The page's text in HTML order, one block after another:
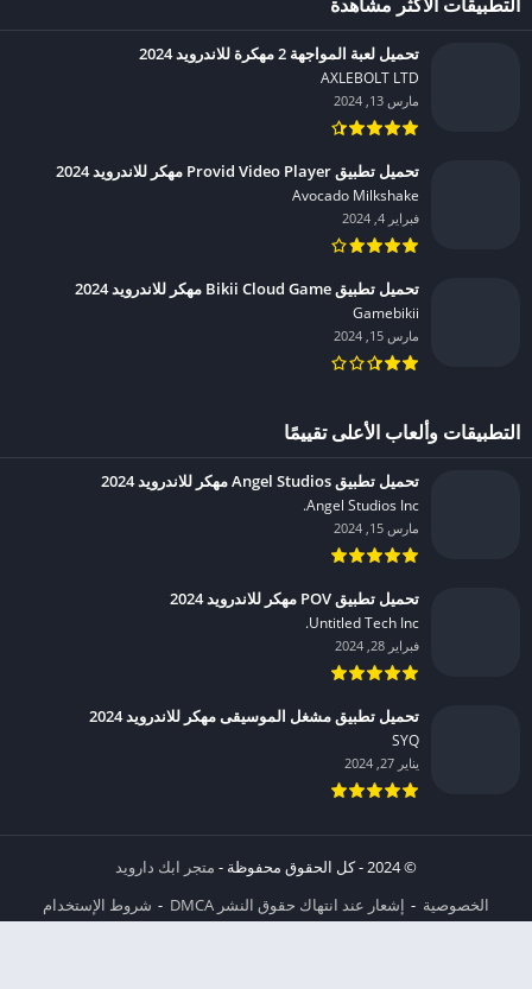
تحميل لعبة المواجهة 2 مهكرة للاندرويد 2024
AXLEBOLT LTD‏
مارس 13, 2024
تحميل تطبيق Provid Video Player مهكر للاندرويد 2024
Avocado Milkshake‏
فبراير 4, 2024
تحميل تطبيق Bikii Cloud Game مهكر للاندرويد 2024
Gamebikii‏
مارس 15, 2024
التطبيقات وألعاب الأعلى تقييمًا
تحميل تطبيق Angel Studios مهكر للاندرويد 2024
Angel Studios Inc.‏
مارس 15, 2024
تحميل تطبيق POV مهكر للاندرويد 2024
Untitled Tech Inc.‏
فبراير 28, 2024
تحميل تطبيق مشغل الموسيقى مهكر للاندرويد 2024
SYQ‏
يناير 27, 2024
© 2024 - كل الحقوق محفوظة -
متجر ابك دارويد
الخصوصية
إشعار عند انتهاك حقوق النشر DMCA
شروط الإستخدام